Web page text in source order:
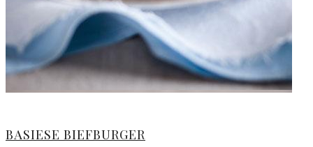
BASIESE BIEFBURGER